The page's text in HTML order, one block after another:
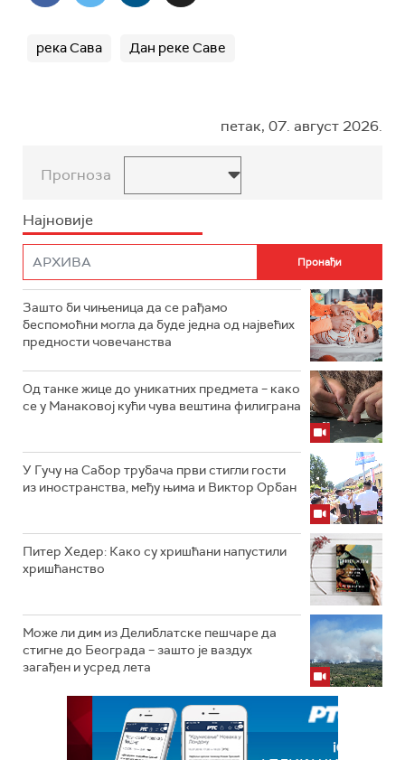
река Сава Дан реке Саве
петак, 07. август 2026.
Прогноза
Најновије
Зашто би чињеница да се рађамо
беспомоћни могла да буде једна од највећих
предности човечанства
Од танке жице до уникатних предмета – како
се у Манаковој кући чува вештина филиграна
У Гучу на Сабор трубача први стигли гости
из иностранства, међу њима и Виктор Орбан
Питер Хедер: Како су хришћани напустили
хришћанство
Може ли дим из Делиблатске пешчаре да
стигне до Београда – зашто је ваздух
загађен и усред лета